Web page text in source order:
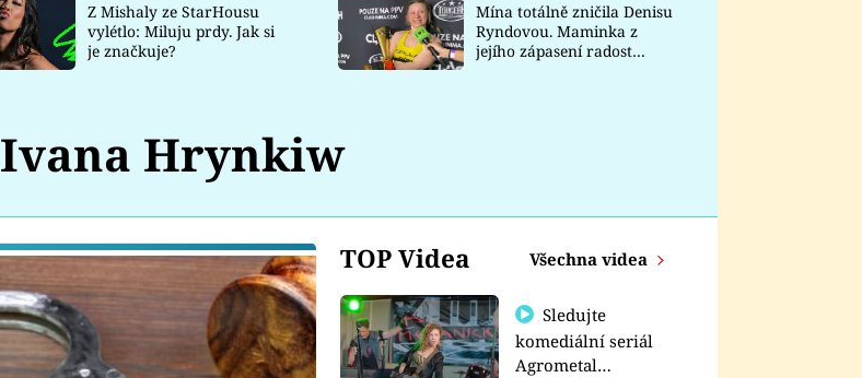
Sledujte nás
Z Mishaly ze StarHousu
vylétlo: Miluju prdy. Jak si
je značkuje?
Mína totálně zničila Denisu
Ryndovou. Maminka z
jejího zápasení radost
Ivana Hrynkiw
TOP Videa Všechna videa
Sledujte
komediální seriál
Agrometal